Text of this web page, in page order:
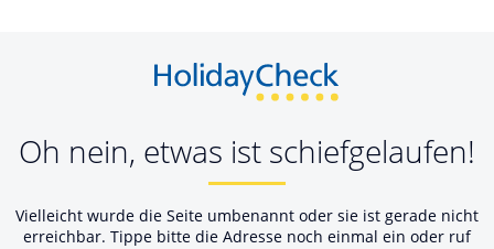
Oh nein, etwas ist schiefgelaufen!
Vielleicht wurde die Seite umbenannt oder sie ist gerade nicht
erreichbar. Tippe bitte die Adresse noch einmal ein oder ruf